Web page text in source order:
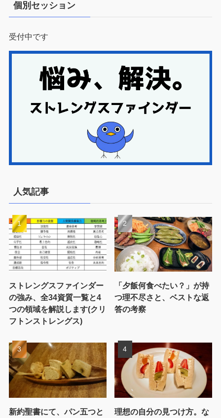
個別セッション
受付中です
人気記事
ストレングスファインダー
の強み、全34資質一覧と4
つの領域を解説します(クリ
フトンストレングス)
「夕飯何食べたい？」が持
つ理不尽さと、ベストな返
答の考察
新約聖書にて、パン五つと
理想の自分の見つけ方。な